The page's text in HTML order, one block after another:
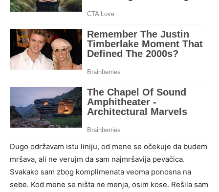
Dugo održavam istu liniju, od mene se očekuje da budem
mršava, ali ne verujm da sam najmršavija pevačica.
Svakako sam zbog komplimenata veoma ponosna na
sebe. Kod mene se ništa ne menja, osim kose. Rešila sam